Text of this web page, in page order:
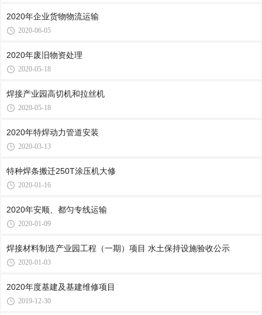
2020年企业货物物流运输
2020-06-05
2020年废旧物资处理
2020-05-18
焊接产业园高切机和拉丝机
2020-05-18
2020年特焊动力管道安装
2020-03-13
特种焊条搬迁250T涂压机大修
2020-01-16
2020年安顺、都匀专线运输
2020-01-09
焊接材料制造产业园工程（一期）项目 水土保持设施验收公示
2020-01-03
2020年度基建及基建维修项目
2019-12-30